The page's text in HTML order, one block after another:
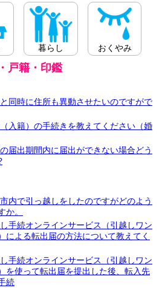
暮らし おくやみ
戸籍・印鑑
同時に住所も異動させたいのですがで
入籍）の手続きを教えてください（婚
届出期間内に届出ができない場合どう
内で引っ越しをしたのですがどのよう
か。
手続オンラインサービス（引越しワン
による転出届の方法について教えてく
手続オンラインサービス（引越しワン
を使って転出届を提出した後、転入先
続